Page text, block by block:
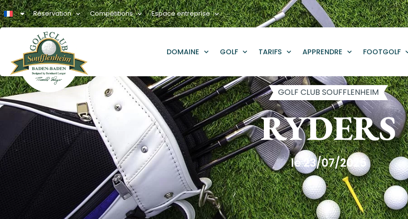
Réservation Compétitions Espace entreprise
DOMAINE GOLF TARIFS APPRENDRE FOOTGOLF
GOLF CLUB SOUFFLENHEIM
RYDERS
le 23/07/2025